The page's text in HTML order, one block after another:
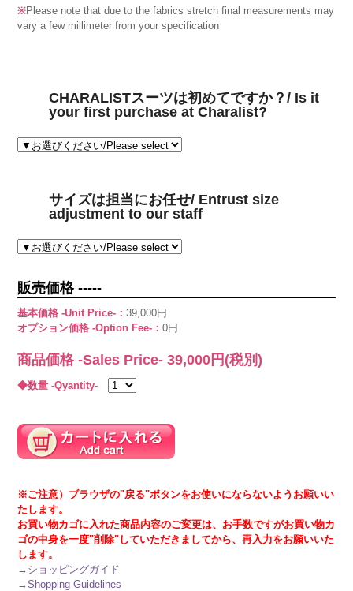
※Please note that due to the fabrics stretch final measurements may
vary a few millimeter from your specification
CHARALISTスーツは初めてですか？/ Is it
your first purchase at Charalist?
サイズは担当にお任せ/ Entrust size
adjustment to our staff
販売価格 -----
基本価格 -Unit Price-：39,000円
オプション価格 -Option Fee-：0円
商品価格 -Sales Price-39,000 円(税別)
◆数量 -Qyantity-
※ご注意）ブラウザの"戻る"ボタンをお使いにならないようお願いい
たします。
お買い物カゴに入れた商品内容のご変更は、お手数ですがお買い物カ
ゴの中身を一度"削除"していただきましてから、再入力をお願いいた
します。
→ ショッピングガイド
→Shopping Guidelines